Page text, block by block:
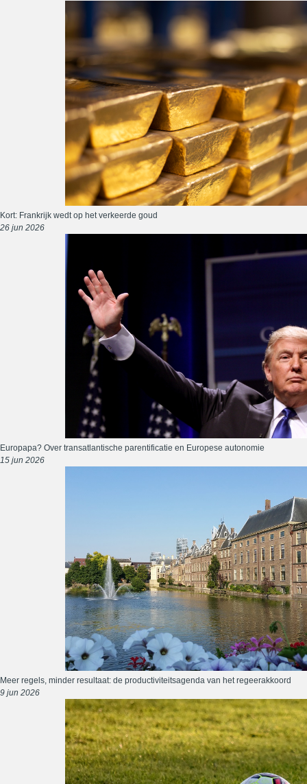
Kort: Frankrijk wedt op het verkeerde goud
26 jun 2026
Europapa? Over transatlantische parentificatie en Europese autonomie
15 jun 2026
Meer regels, minder resultaat: de productiviteitsagenda van het regeerakkoord
9 jun 2026